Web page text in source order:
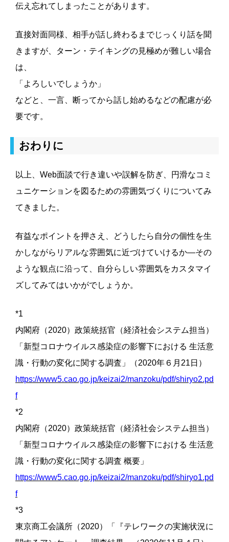
伝え忘れてしまったことがあります。
直接対面同様、相手が話し終わるまでじっくり話を聞
きますが、ターン・テイキングの見極めが難しい場合
は、
「よろしいでしょうか」
などと、一言、断ってから話し始めるなどの配慮が必
要です。
おわりに
以上、Web面談で行き違いや誤解を防ぎ、円滑なコミ
ュニケーションを図るための雰囲気づくりについてみ
てきました。
有益なポイントを押さえ、どうしたら自分の個性を生
かしながらリアルな雰囲気に近づけていけるか―その
ような観点に沿って、自分らしい雰囲気をカスタマイ
ズしてみてはいかがでしょうか。
*1
内閣府（2020）政策統括官（経済社会システム担当）
「新型コロナウイルス感染症の影響下における 生活意
識・行動の変化に関する調査」（2020年６月21日）
https://www5.cao.go.jp/keizai2/manzoku/pdf/shiryo2.pd
f
*2
内閣府（2020）政策統括官（経済社会システム担当）
「新型コロナウイルス感染症の影響下における 生活意
識・行動の変化に関する調査 概要」
https://www5.cao.go.jp/keizai2/manzoku/pdf/shiryo1.pd
f
*3
東京商工会議所（2020）「『テレワークの実施状況に